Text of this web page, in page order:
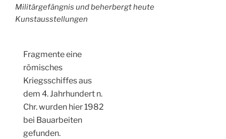
Militärgefängnis und beherbergt heute
Kunstausstellungen
Fragmente eine
römisches
Kriegsschiffes aus
dem 4. Jahrhundert n.
Chr. wurden hier 1982
bei Bauarbeiten
gefunden.